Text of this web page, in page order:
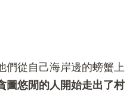
們從自己海岸邊的螃蟹上
圖悠閒的人開始走出了村